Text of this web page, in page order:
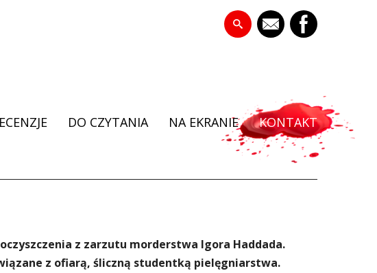
DO CZYTANIA NA EKRANIE KONTAKT
z zarzutu morderstwa Igora Haddada.
z ofiarą, śliczną studentką pielęgniarstwa.